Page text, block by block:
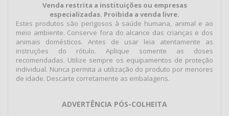
Venda restrita a instituições ou empresas
especializadas. Proibida a venda livre.
Estes produtos são perigosos à saúde humana, animal e ao
meio ambiente. Conserve fora do alcance das crianças e dos
animais domésticos. Antes de usar leia atentamente as
instruções do rótulo. Aplique somente as doses
recomendadas. Utilize sempre os equipamentos de proteção
individual. Nunca permita a utilização do produto por menores
de idade. Descarte corretamente as embalagens.
ADVERTÊNCIA PÓS-COLHEITA